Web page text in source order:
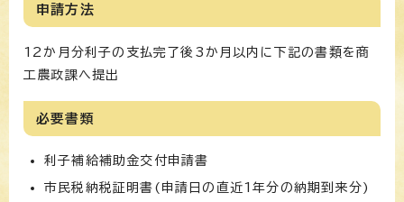
申請方法
12か月分利子の支払完了後3か月以内に下記の書類を商
工農政課へ提出
必要書類
利子補給補助金交付申請書
市民税納税証明書(申請日の直近1年分の納期到来分)